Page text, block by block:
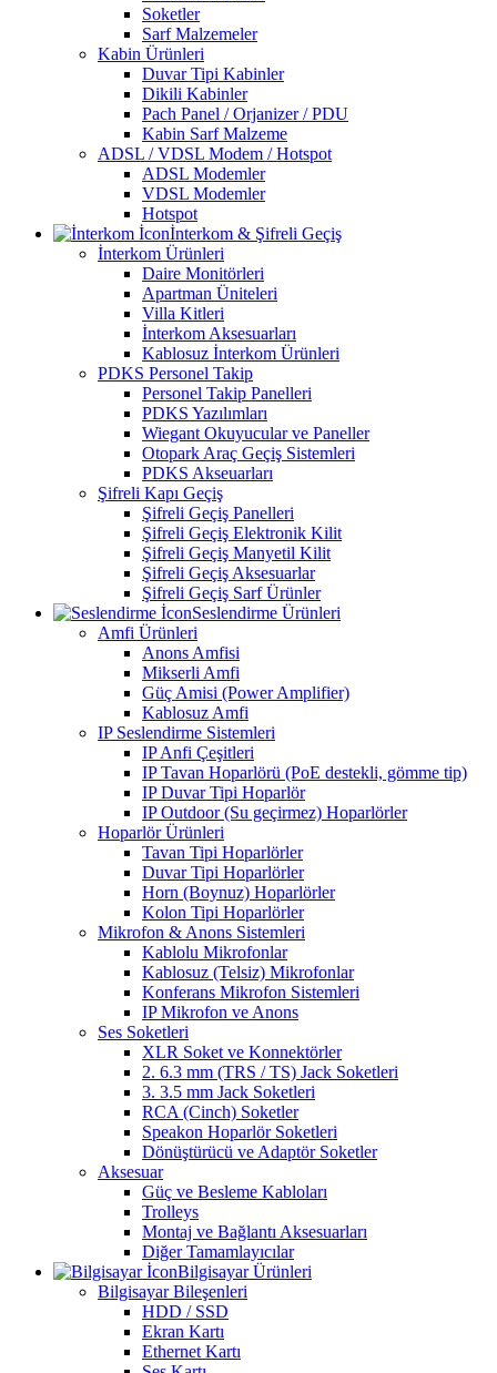
Soketler
Sarf Malzemeler
Kabin Ürünleri
Duvar Tipi Kabinler
Dikili Kabinler
Pach Panel / Orjanizer / PDU
Kabin Sarf Malzeme
ADSL / VDSL Modem / Hotspot
ADSL Modemler
VDSL Modemler
Hotspot
İnterkom & Şifreli Geçiş
İnterkom Ürünleri
Daire Monitörleri
Apartman Üniteleri
Villa Kitleri
İnterkom Aksesuarları
Kablosuz İnterkom Ürünleri
PDKS Personel Takip
Personel Takip Panelleri
PDKS Yazılımları
Wiegant Okuyucular ve Paneller
Otopark Araç Geçiş Sistemleri
PDKS Akseuarları
Şifreli Kapı Geçiş
Şifreli Geçiş Panelleri
Şifreli Geçiş Elektronik Kilit
Şifreli Geçiş Manyetil Kilit
Şifreli Geçiş Aksesuarlar
Şifreli Geçiş Sarf Ürünler
Seslendirme Ürünleri
Amfi Ürünleri
Anons Amfisi
Mikserli Amfi
Güç Amisi (Power Amplifier)
Kablosuz Amfi
IP Seslendirme Sistemleri
IP Anfi Çeşitleri
IP Tavan Hoparlörü (PoE destekli, gömme tip)
IP Duvar Tipi Hoparlör
IP Outdoor (Su geçirmez) Hoparlörler
Hoparlör Ürünleri
Tavan Tipi Hoparlörler
Duvar Tipi Hoparlörler
Horn (Boynuz) Hoparlörler
Kolon Tipi Hoparlörler
Mikrofon & Anons Sistemleri
Kablolu Mikrofonlar
Kablosuz (Telsiz) Mikrofonlar
Konferans Mikrofon Sistemleri
IP Mikrofon ve Anons
Ses Soketleri
XLR Soket ve Konnektörler
2. 6.3 mm (TRS / TS) Jack Soketleri
3. 3.5 mm Jack Soketleri
RCA (Cinch) Soketler
Speakon Hoparlör Soketleri
Dönüştürücü ve Adaptör Soketler
Aksesuar
Güç ve Besleme Kabloları
Trolleys
Montaj ve Bağlantı Aksesuarları
Diğer Tamamlayıcılar
Bilgisayar Ürünleri
Bilgisayar Bileşenleri
HDD / SSD
Ekran Kartı
Ethernet Kartı